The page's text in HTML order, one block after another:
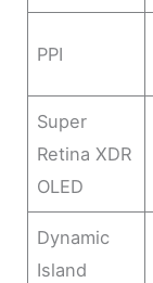
PPI
Super
Retina XDR
OLED
Dynamic
Island